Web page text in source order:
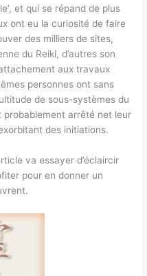
et qui se répand de plus
ont eu la curiosité de faire
des milliers de sites,
du Reiki, d’autres son
aux travaux
personnes ont sans
de sous-systèmes du
arrêté net leur
des initiations.
va essayer d’éclaircir
pour en donner un